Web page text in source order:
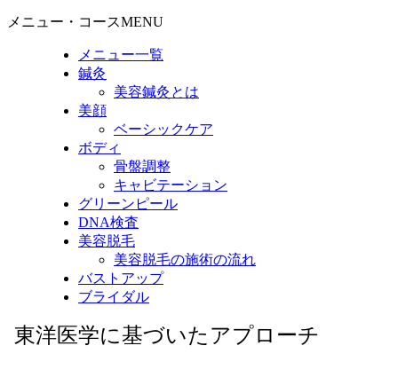
メニュー・コースMENU
メニュー一覧
鍼灸
美容鍼灸とは
美顔
ベーシックケア
ボディ
骨盤調整
キャビテーション
グリーンピール
DNA検査
美容脱毛
美容脱毛の施術の流れ
バストアップ
ブライダル
東洋医学に基づいたアプローチ